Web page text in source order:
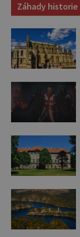
Záhady historie